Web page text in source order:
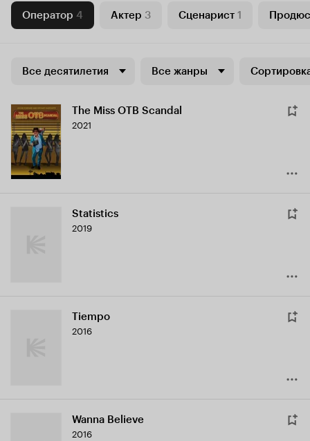
Оператор 4 Актер 3 Сценарист 1
Все десятилетия Все жанры
The Miss OTB Scandal
2021
Statistics
2019
Tiempo
2016
Wanna Believe
2016